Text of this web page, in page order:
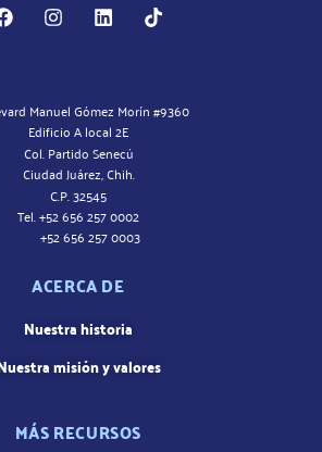
Manuel Gómez Morín #9360
Edificio A local 2E
Col. Partido Senecú
Ciudad Juárez, Chih.
C.P. 32545
Tel. +52 656 257 0002
+52 656 257 0003
ACERCA DE
Nuestra historia
misión y valores
MÁS RECURSOS